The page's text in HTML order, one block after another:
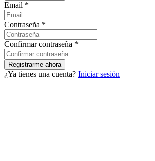
Email *
Contraseña *
Confirmar contraseña *
¿Ya tienes una cuenta? Iniciar sesión